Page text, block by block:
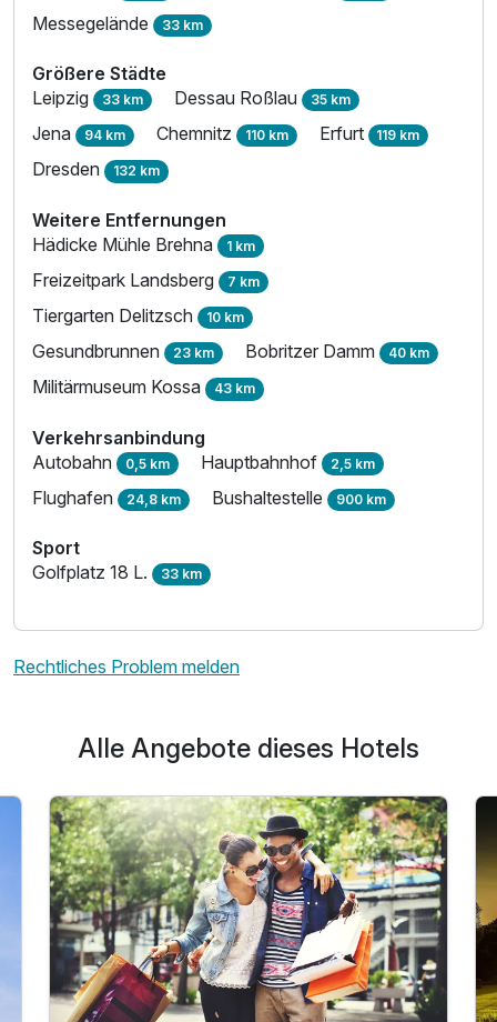
Messegelände 33 km
Größere Städte
Leipzig 33 km Dessau Roßlau 35 km
Jena 94 km Chemnitz 110 km Erfurt 119 km
Dresden 132 km
Weitere Entfernungen
Hädicke Mühle Brehna 1 km
Freizeitpark Landsberg 7 km
Tiergarten Delitzsch 10 km
Gesundbrunnen 23 km Bobritzer Damm 40 km
Militärmuseum Kossa 43 km
Verkehrsanbindung
Autobahn 0,5 km Hauptbahnhof 2,5 km
Flughafen 24,8 km Bushaltestelle 900 km
Sport
Golfplatz 18 L. 33 km
Rechtliches Problem melden
Alle Angebote dieses Hotels